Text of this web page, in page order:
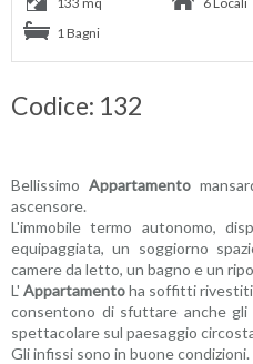
1 Bagni
Codice: 132
Bellissimo Appartamento
ascensore.
L'immobile termo autonomo,
equipaggiata, un soggiorno
camere da letto, un bagno e un
L'Appartamentoha soffitti rivestiti
consentono di sfuttare anche
spettacolare sul paesaggio
Gli infissi sono in buone condizioni.